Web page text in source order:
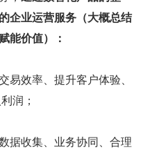
企业运营服务（大概总结
能价值）：
效率、提升客户体验、
润；
据收集、业务协同、合理